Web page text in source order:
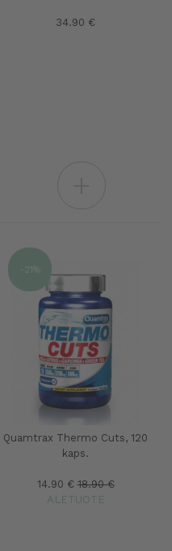
34.90 €
Quamtrax Thermo Cuts, 120
kaps.
14.90 € 18.90 €
ALETUOTE
-21%